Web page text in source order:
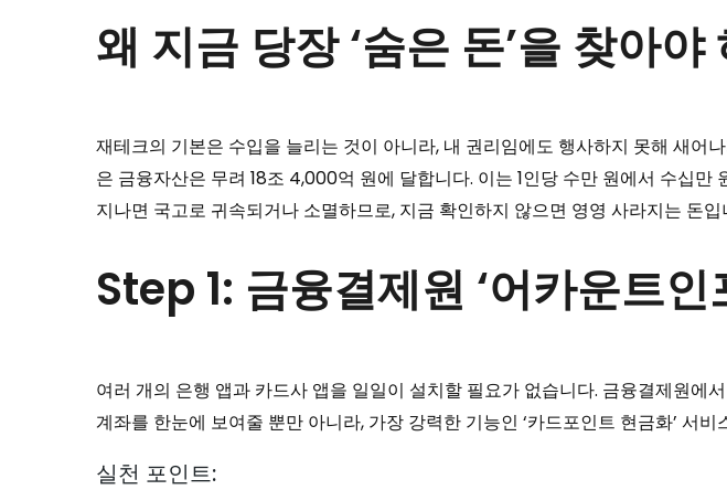
왜 지금 당장 ‘숨은 돈’을 찾아야
재테크의 기본은 수입을 늘리는 것이 아니라, 내 권리임에도 행사하지 못해 새
은 금융자산은 무려 18조 4,000억 원에 달합니다. 이는 1인당 수만 원에서 수십
지나면 국고로 귀속되거나 소멸하므로, 지금 확인하지 않으면 영영 사라지는 돈입
Step 1: 금융결제원 ‘어카운트
여러 개의 은행 앱과 카드사 앱을 일일이 설치할 필요가 없습니다. 금융결제원
계좌를 한눈에 보여줄 뿐만 아니라, 가장 강력한 기능인 ‘카드포인트 현금화’ 서비
실천 포인트: